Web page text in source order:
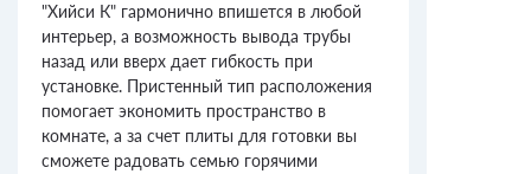
"Хийси К" гармонично впишется в любой
интерьер, а возможность вывода трубы
назад или вверх дает гибкость при
установке. Пристенный тип расположения
помогает экономить пространство в
комнате, а за счет плиты для готовки вы
сможете радовать семью горячими